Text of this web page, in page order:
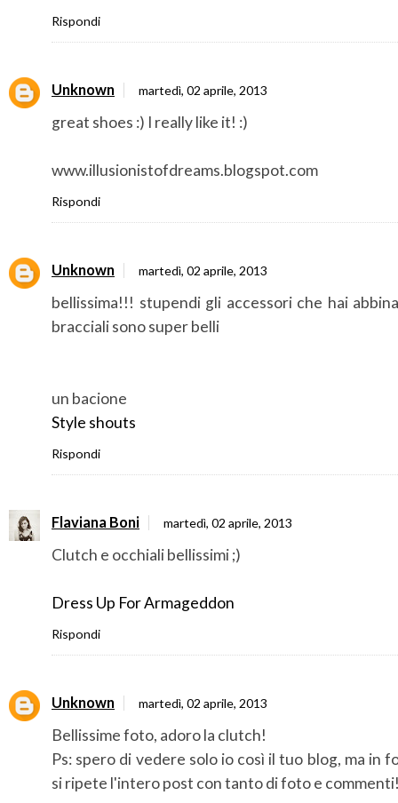
Rispondi
Unknown martedì, 02 aprile, 2013
great shoes :) I really like it! :)
www.illusionistofdreams.blogspot.com
Rispondi
Unknown martedì, 02 aprile, 2013
bellissima!!! stupendi gli accessori che hai
bracciali sono super belli
un bacione
Style shouts
Rispondi
Flaviana Boni martedì, 02 aprile, 2013
Clutch e occhiali bellissimi ;)
Dress Up For Armageddon
Rispondi
Unknown martedì, 02 aprile, 2013
Bellissime foto, adoro la clutch!
Ps: spero di vedere solo io così il tuo blog, ma in
si ripete l'intero post con tanto di foto e